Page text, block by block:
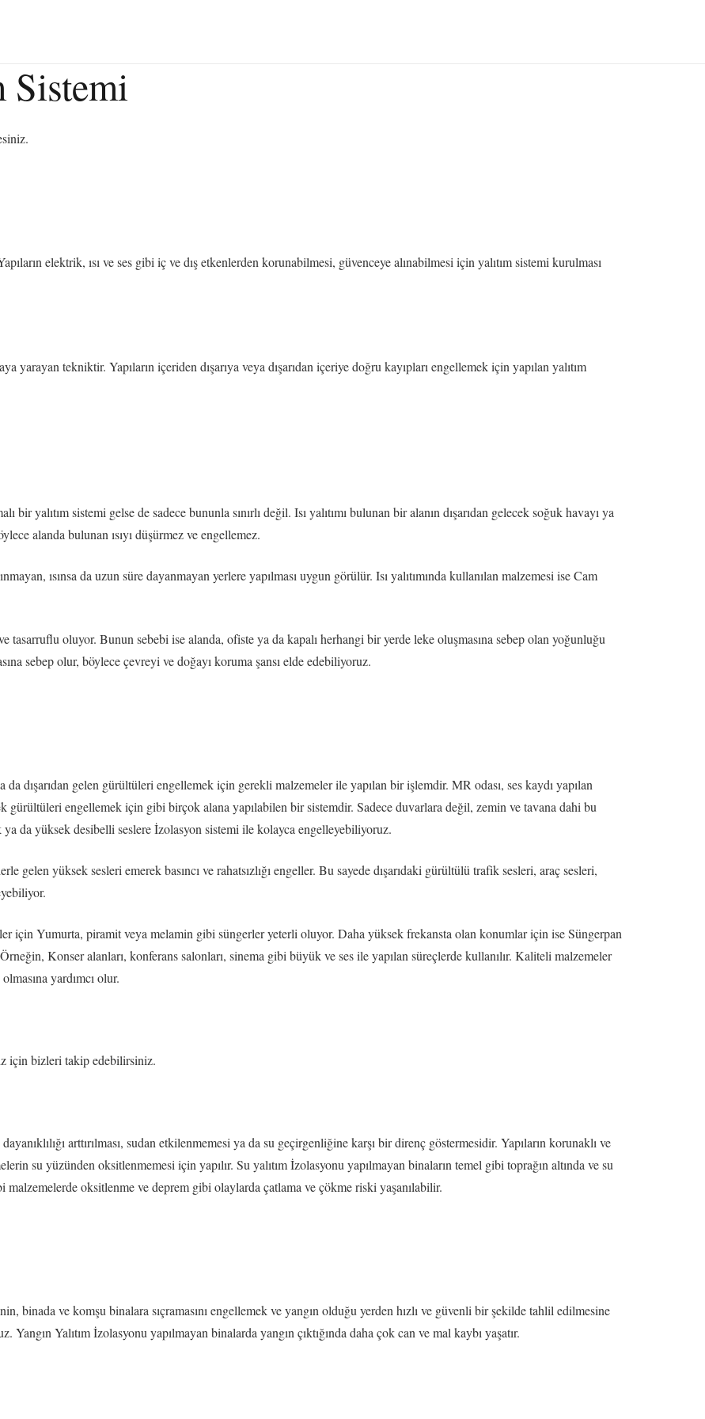
Sistemi
elektrik, ısı ve ses gibi iç ve dış etkenlerden korunabilmesi, güvenceye alınabilmesi için yalıtım sistemi kurulması
yarayan tekniktir. Yapıların içeriden dışarıya veya dışarıdan içeriye doğru kayıpları engellemek için yapılan yalıtım
bir yalıtım sistemi gelse de sadece bununla sınırlı değil. Isı yalıtımı bulunan bir alanın dışarıdan gelecek soğuk havayı ya
alanda bulunan ısıyı düşürmez ve engellemez.
ısınsa da uzun süre dayanmayan yerlere yapılması uygun görülür. Isı yalıtımında kullanılan malzemesi ise Cam
tasarruflu oluyor. Bunun sebebi ise alanda, ofiste ya da kapalı herhangi bir yerde leke oluşmasına sebep olan yoğunluğu
sebep olur, böylece çevreyi ve doğayı koruma şansı elde edebiliyoruz.
dışarıdan gelen gürültüleri engellemek için gerekli malzemeler ile yapılan bir işlemdir. MR odası, ses kaydı yapılan
gürültüleri engellemek için gibi birçok alana yapılabilen bir sistemdir. Sadece duvarlara değil, zemin ve tavana dahi bu
da yüksek desibelli seslere İzolasyon sistemi ile kolayca engelleyebiliyoruz.
gelen yüksek sesleri emerek basıncı ve rahatsızlığı engeller. Bu sayede dışarıdaki gürültülü trafik sesleri, araç sesleri,
için Yumurta, piramit veya melamin gibi süngerler yeterli oluyor. Daha yüksek frekansta olan konumlar için ise Süngerpan
Konser alanları, konferans salonları, sinema gibi büyük ve ses ile yapılan süreçlerde kullanılır. Kaliteli malzemeler
yardımcı olur.
için bizleri takip edebilirsiniz.
arttırılması, sudan etkilenmemesi ya da su geçirgenliğine karşı bir direnç göstermesidir. Yapıların korunaklı ve
su yüzünden oksitlenmemesi için yapılır. Su yalıtım İzolasyonu yapılmayan binaların temel gibi toprağın altında ve su
oksitlenme ve deprem gibi olaylarda çatlama ve çökme riski yaşanılabilir.
binada ve komşu binalara sıçramasını engellemek ve yangın olduğu yerden hızlı ve güvenli bir şekilde tahlil edilmesine
Yangın Yalıtım İzolasyonu yapılmayan binalarda yangın çıktığında daha çok can ve mal kaybı yaşatır.